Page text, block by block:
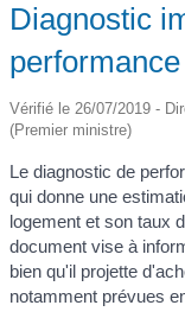
Diagnostic
Vérifié le 26/07/2019 -
(Premier ministre)
Le diagnostic de
qui donne une
logement et son taux
document vise à
bien qu'il projette
notamment prévues